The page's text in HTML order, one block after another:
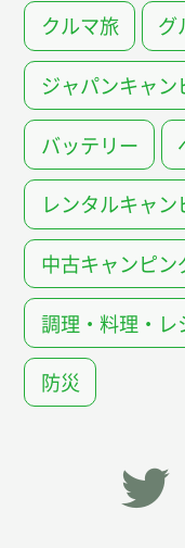
クルマ旅 グ
ジャパンキャ
バッテリー
レンタルキャ
中古キャンピン
調理・料理・レ
防災